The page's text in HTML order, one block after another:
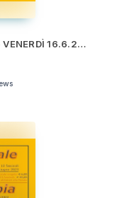
SETTIMANALE CARTABIA N. 10 - VENERDÌ 16.6.2023